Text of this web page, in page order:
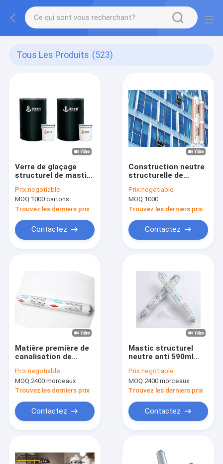
Tous Les Produits (523)
Verre de glaçage
structurel de mastic
deux composants
double
Prix:negotiable
MOQ:1000 cartons
Trouvez les derniers prix
Contactez
Construction neutre
structurelle de
saucisse pour le
verre
Prix:negotiable
MOQ:1000
Trouvez les derniers prix
Contactez
Matière première de
canalisation de
mastic en
caoutchouc de
silicone SJ168
Prix:negotiable
MOQ:2400 morceaux
Trouvez les derniers prix
Contactez
Mastic structurel
neutre anti 590ml
silicone de Dow
Corning Sj 168
Prix:negotiable
MOQ:2400 morceaux
Trouvez les derniers prix
Contactez